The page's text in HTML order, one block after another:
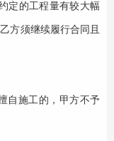
定的工程量有较大幅
方须继续履行合同且
自施工的，甲方不予